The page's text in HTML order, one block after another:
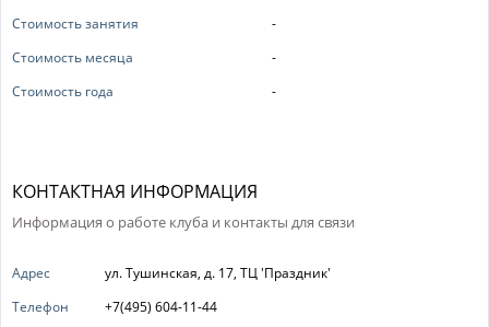
Стоимость занятия
-
Стоимость месяца
-
Стоимость года
-
КОНТАКТНАЯ ИНФОРМАЦИЯ
Информация о работе клуба и контакты для связи
Адрес
ул. Тушинская, д. 17, ТЦ 'Праздник'
Телефон
+7(495) 604-11-44